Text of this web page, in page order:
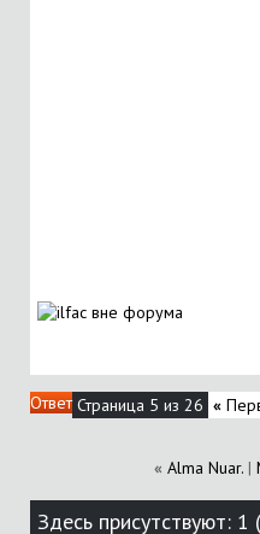
Ответ Страница 5 из 26 «
« Alma Nuar. |
Здесь присутствуют: 1